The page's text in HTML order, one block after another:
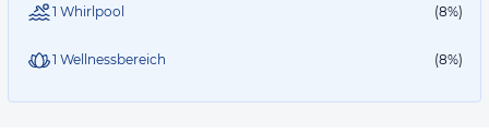
1 Whirlpool (8%)
1 Wellnessbereich (8%)